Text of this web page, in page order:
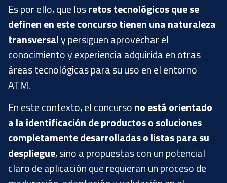
Es por ello, que losretos tecnológicos que se
definen en este concurso tienen una naturaleza
transversaly persiguen aprovechar el
conocimiento y experiencia adquirida en otras
áreas tecnológicas para su uso en el entorno
ATM.
En este contexto, el concursono está orientado
a la identificación de productos o soluciones
completamente desarrolladas o listas para su
despliegue, sino a propuestas con un potencial
claro de aplicación que requieran un proceso de